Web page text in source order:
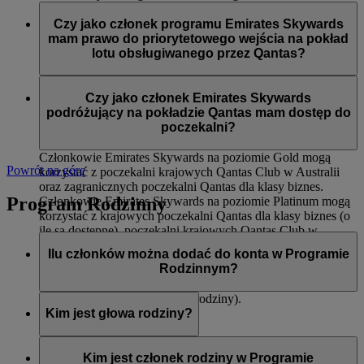
klasy biznes oraz krajowych poczekalni Qantas Club
Pierwszeństwa wejścia na pokład
Priorytetowego dostarczenia bagażu
lotów obsługiwanych przez Qantas mają dostęp do:
Odprawy dla klasy ekonomicznej Premium (o ile jest
12 kg dodatkowego limitu bagażu (na trasach, na
których obowiązuje zasada wagi)
Czy jako członek programu Emirates Skywards
mam prawo do priorytetowego wejścia na pokład
lotu obsługiwanego przez Qantas?
członkowie Emirates Skywards na poziomach Platinum i
Gold.
Czy jako członek Emirates Skywards
podróżujący na pokładzie Qantas mam dostęp do
poczekalni?
Członkowie Emirates Skywards na poziomie Gold mogą
korzystać z poczekalni krajowych Qantas Club w Australii
oraz zagranicznych poczekalni Qantas dla klasy biznes.
Członkowie Emirates Skywards na poziomie Platinum mogą
korzystać z krajowych poczekalni Qantas dla klasy biznes (o
ile są dostępne), poczekalni krajowych Qantas Club w
Australii oraz zagranicznych poczekalni Qantas dla klasy
biznes.
Powrót na górę
Program Rodzinny
Ilu członków można dodać do konta w Programie
Rodzinnym?
Ośmiu (włączając w to głowę rodziny).
Kim jest głowa rodziny?
w Programie Rodzinnym, dodawanie i usuwanie członków,
Kim jest członek rodziny w Programie